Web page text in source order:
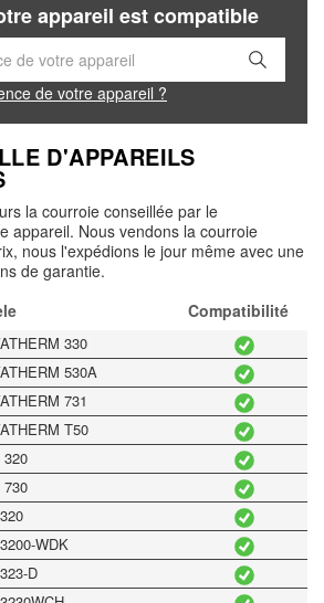
appareil est compatible
de votre appareil ?
D'APPAREILS
la courroie conseillée par le
appareil. Nous vendons la courroie
nous l'expédions le jour même avec une
de garantie.
Compatibilité
330
530A
731
T50
320
730
WDK
D